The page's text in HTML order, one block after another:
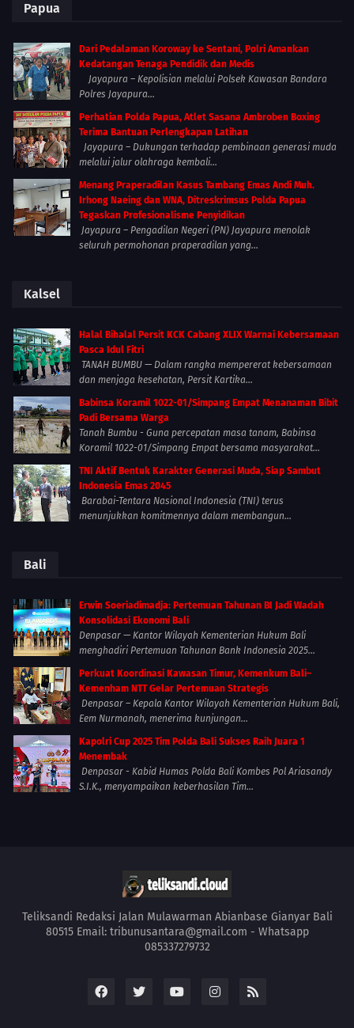
Papua
Dari Pedalaman Koroway ke Sentani, Polri Amankan
Kedatangan Tenaga Pendidik dan Medis
Jayapura – Kepolisian melalui Polsek Kawasan Bandara
Polres Jayapura...
Perhatian Polda Papua, Atlet Sasana Ambroben Boxing
Terima Bantuan Perlengkapan Latihan
Jayapura – Dukungan terhadap pembinaan generasi muda
melalui jalur olahraga kembali...
Menang Praperadilan Kasus Tambang Emas Andi Muh.
Irhong Naeing dan WNA, Ditreskrimsus Polda Papua
Tegaskan Profesionalisme Penyidikan
Jayapura – Pengadilan Negeri (PN) Jayapura menolak
seluruh permohonan praperadilan yang...
Kalsel
Halal Bihalal Persit KCK Cabang XLIX Warnai Kebersamaan
Pasca Idul Fitri
TANAH BUMBU — Dalam rangka mempererat kebersamaan
dan menjaga kesehatan, Persit Kartika...
Babinsa Koramil 1022-01/Simpang Empat Menanaman Bibit
Padi Bersama Warga
Tanah Bumbu - Guna percepatan masa tanam, Babinsa
Koramil 1022-01/Simpang Empat bersama masyarakat...
TNI Aktif Bentuk Karakter Generasi Muda, Siap Sambut
Indonesia Emas 2045
Barabai-Tentara Nasional Indonesia (TNI) terus
menunjukkan komitmennya dalam membangun...
Bali
Erwin Soeriadimadja: Pertemuan Tahunan BI Jadi Wadah
Konsolidasi Ekonomi Bali
Denpasar — Kantor Wilayah Kementerian Hukum Bali
menghadiri Pertemuan Tahunan Bank Indonesia 2025...
Perkuat Koordinasi Kawasan Timur, Kemenkum Bali–
Kemenham NTT Gelar Pertemuan Strategis
Denpasar – Kepala Kantor Wilayah Kementerian Hukum Bali,
Eem Nurmanah, menerima kunjungan...
Kapolri Cup 2025 Tim Polda Bali Sukses Raih Juara 1
Menembak
Denpasar - Kabid Humas Polda Bali Kombes Pol Ariasandy
S.I.K., menyampaikan keberhasilan Tim...
Teliksandi Redaksi Jalan Mulawarman Abianbase Gianyar Bali
80515 Email: tribunusantara@gmail.com - Whatsapp
085337279732